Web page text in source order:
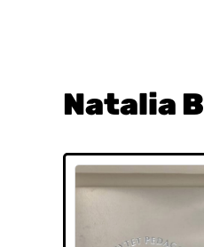
Natalia